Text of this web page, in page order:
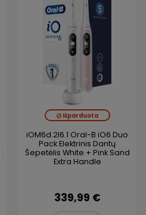
Išparduota
iOM6d.2I6.1 Oral-B iO6 Duo
Pack Elektrinis Dantų
Šepetėlis White + Pink Sand
Extra Handle
339,99 €